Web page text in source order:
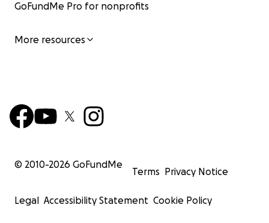
GoFundMe Pro for nonprofits
More resources
© 2010-2026 GoFundMe
Terms Privacy Notice
Legal Accessibility Statement Cookie Policy